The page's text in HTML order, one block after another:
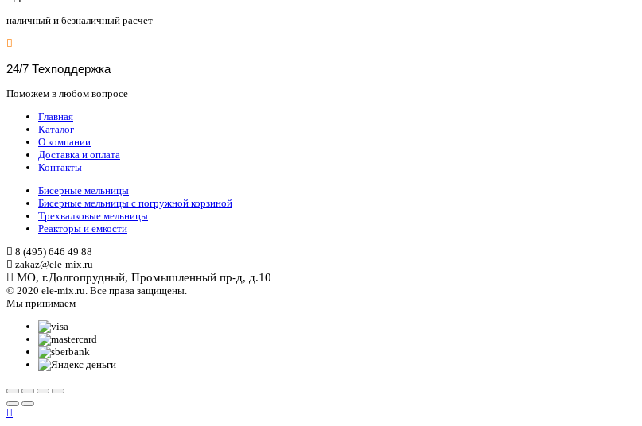
наличный и безналичный расчет
24/7 Техподдержка
Поможем в любом вопросе
Главная
Каталог
О компании
Доставка и оплата
Контакты
Бисерные мельницы
Бисерные мельницы с погружной корзиной
Трехвалковые мельницы
Реакторы и емкости
8 (495) 646 49 88
zakaz@ele-mix.ru
МО, г.Долгопрудный, Промышленный пр-д, д.10
© 2020 ele-mix.ru. Все права защищены.
Мы принимаем